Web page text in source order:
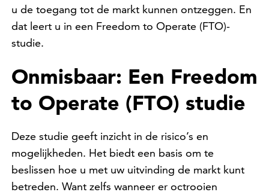
u de toegang tot de markt kunnen ontzeggen. En
dat leert u in een Freedom to Operate (FTO)-
studie.
Onmisbaar: Een Freedom
to Operate (FTO) studie
Deze studie geeft inzicht in de risico’s en
mogelijkheden. Het biedt een basis om te
beslissen hoe u met uw uitvinding de markt kunt
betreden. Want zelfs wanneer er octrooien